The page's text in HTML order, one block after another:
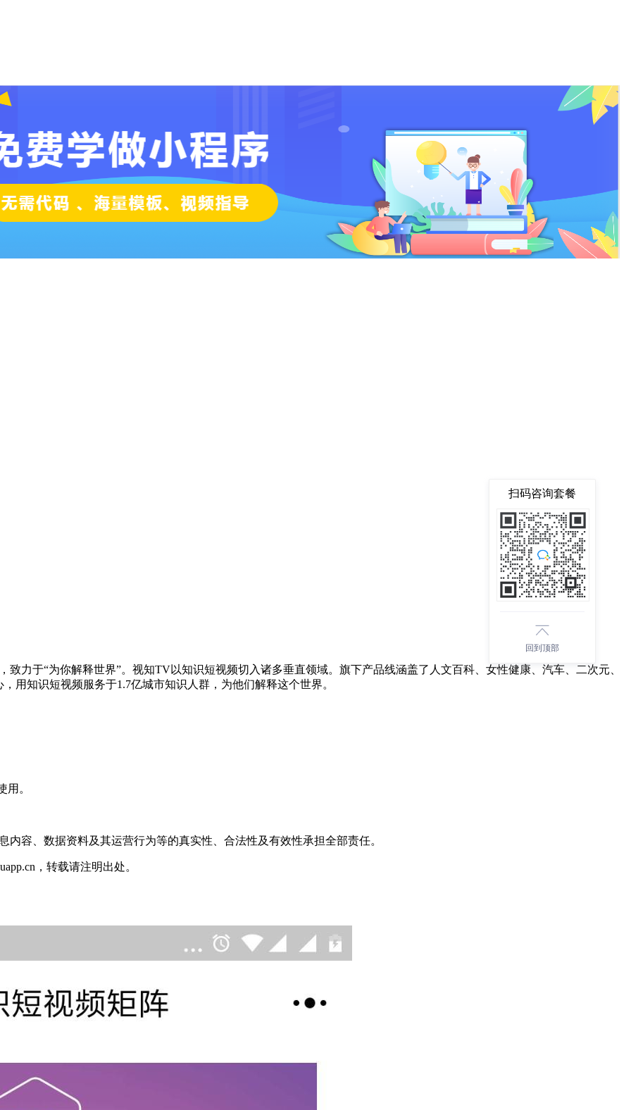
力于“为你解释世界”。视知TV以知识短视频切入诸多垂直领域。旗下产品线涵盖了人文百科、女性健康、汽车、二次元、
用知识短视频服务于1.7亿城市知识人群，为他们解释这个世界。
。
容、数据资料及其运营行为等的真实性、合法性及有效性承担全部责任。
，转载请注明出处。
扫码咨询套餐
回到顶部